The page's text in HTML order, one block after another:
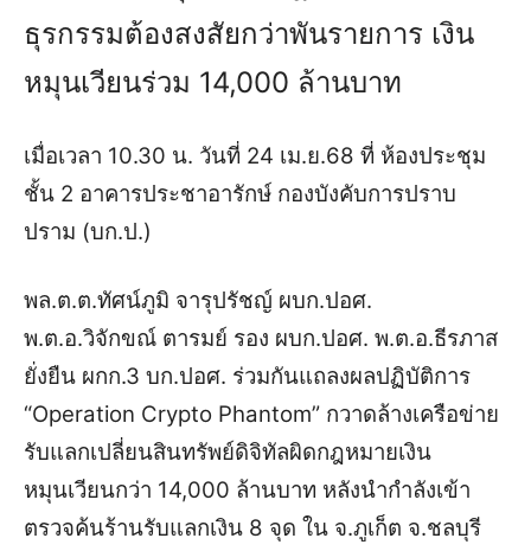
ธุรกรรมต้องสงสัยกว่าพันรายการ เงิน
หมุนเวียนร่วม 14,000 ล้านบาท
เมื่อเวลา 10.30 น. วันที่ 24 เม.ย.68 ที่ ห้องประชุม
ชั้น 2 อาคารประชาอารักษ์ กองบังคับการปราบ
ปราม (บก.ป.)
พล.ต.ต.ทัศน์ภูมิ จารุปรัชญ์ ผบก.ปอศ.
พ.ต.อ.วิจักขณ์ ตารมย์ รอง ผบก.ปอศ. พ.ต.อ.ธีรภาส
ยั่งยืน ผกก.3 บก.ปอศ. ร่วมกันแถลงผลปฏิบัติการ
“Operation Crypto Phantom” กวาดล้างเครือข่าย
รับแลกเปลี่ยนสินทรัพย์ดิจิทัลผิดกฎหมายเงิน
หมุนเวียนกว่า 14,000 ล้านบาท หลังนำกำลังเข้า
ตรวจค้นร้านรับแลกเงิน 8 จุด ใน จ.ภูเก็ต จ.ชลบุรี